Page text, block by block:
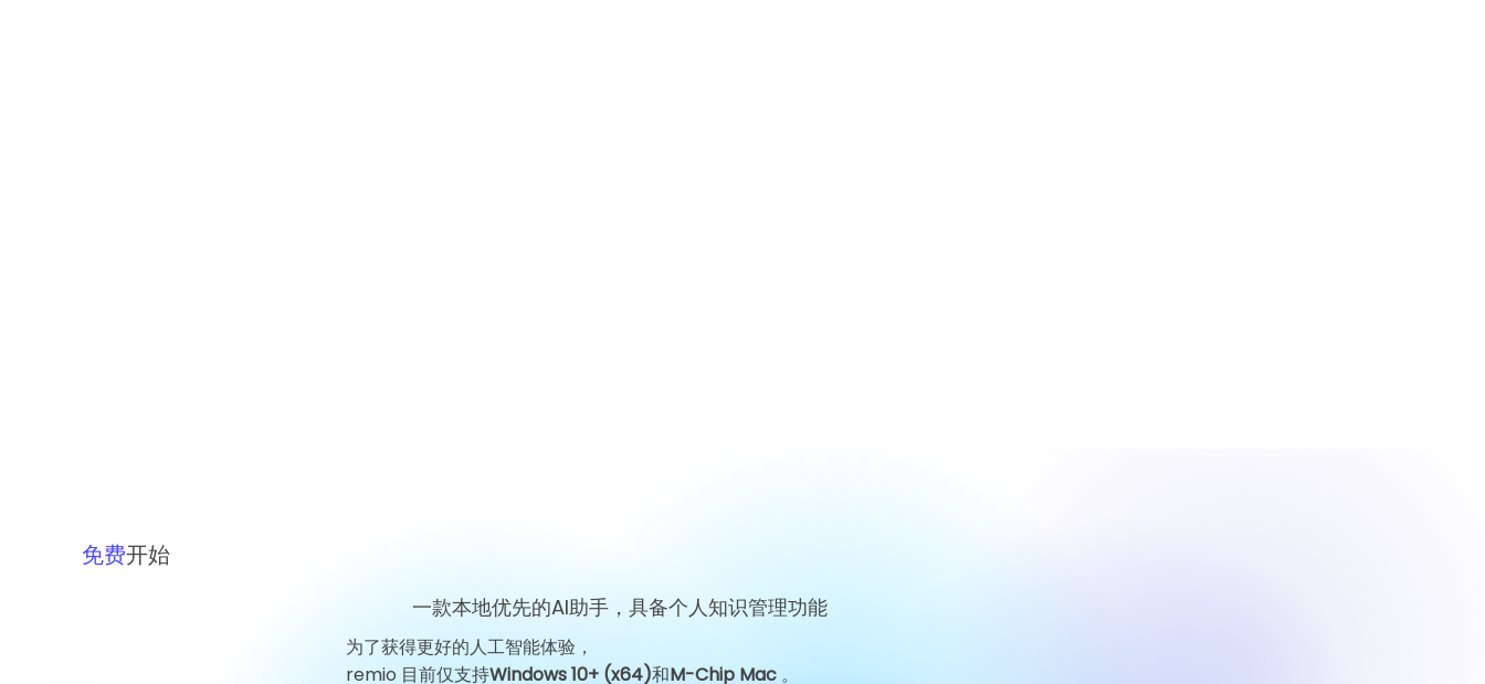
免费开始
一款本地优先的AI助手，具备个人知识管理功能
为了获得更好的人工智能体验，
remio 目前仅支持Windows 10+ (x64)和M-Chip Mac。